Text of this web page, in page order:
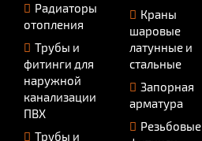
Радиаторы
отопления
Трубы и
фитинги для
наружной
канализации
ПВХ
Трубы и
Краны
шаровые
латунные и
стальные
Запорная
арматура
Резьбовые